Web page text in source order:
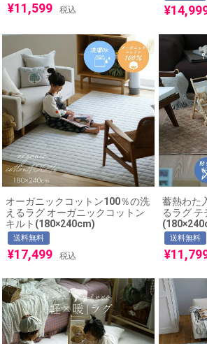
¥11,599 税込 ¥
オーガニックコットン100％の洗
えるラグ オーガニックコットン
キルト(180×240cm)
送料無料
¥17,499 税込
蓄熱わた
るラグ テ
送料無料
¥